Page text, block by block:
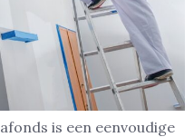
is een eenvoudige